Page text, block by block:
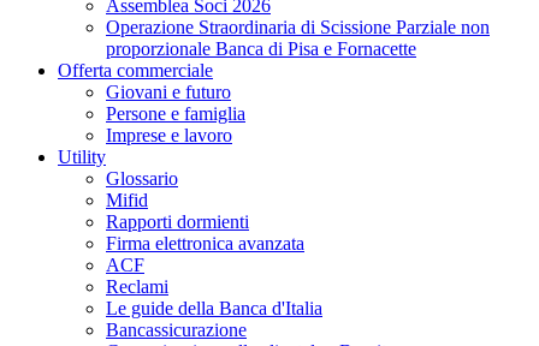
Assemblea Soci 2026
Operazione Straordinaria di Scissione Parziale non
proporzionale Banca di Pisa e Fornacette
Offerta commerciale
Giovani e futuro
Persone e famiglia
Imprese e lavoro
Utility
Glossario
Mifid
Rapporti dormienti
Firma elettronica avanzata
ACF
Reclami
Le guide della Banca d'Italia
Bancassicurazione